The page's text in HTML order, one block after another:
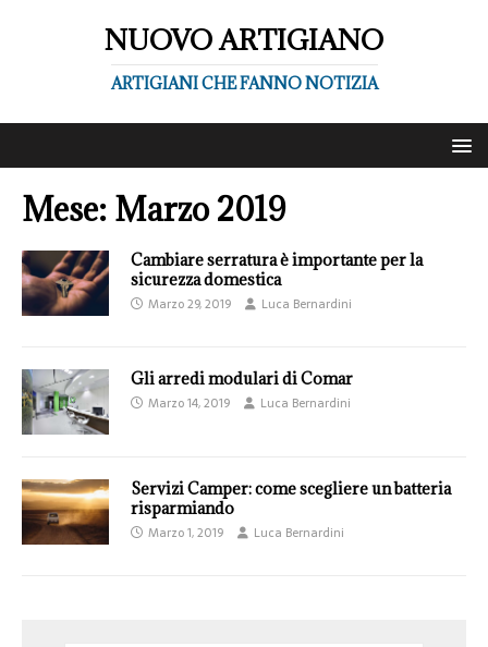
NUOVO ARTIGIANO
ARTIGIANI CHE FANNO NOTIZIA
Mese: Marzo 2019
Cambiare serratura è importante per la
sicurezza domestica
Marzo 29, 2019 Luca Bernardini
Gli arredi modulari di Comar
Marzo 14, 2019 Luca Bernardini
Servizi Camper: come scegliere un batteria
risparmiando
Marzo 1, 2019 Luca Bernardini